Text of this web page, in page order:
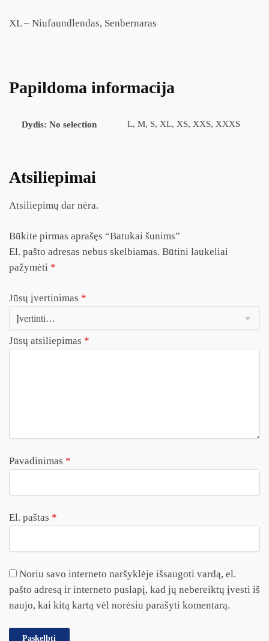
XL – Niufaundlendas, Senbernaras
Papildoma informacija
Dydis: No selection L, M, S, XL, XS, XXS, XXXS
Atsiliepimai
Atsiliepimų dar nėra.
Būkite pirmas aprašęs “Batukai šunims”
El. pašto adresas nebus skelbiamas. Būtini laukeliai
pažymėti *
Jūsų įvertinimas *
Jūsų atsiliepimas *
Pavadinimas *
El. paštas *
Noriu savo interneto naršyklėje išsaugoti vardą, el.
pašto adresą ir interneto puslapį, kad jų nebereiktų įvesti iš
naujo, kai kitą kartą vėl norėsiu parašyti komentarą.